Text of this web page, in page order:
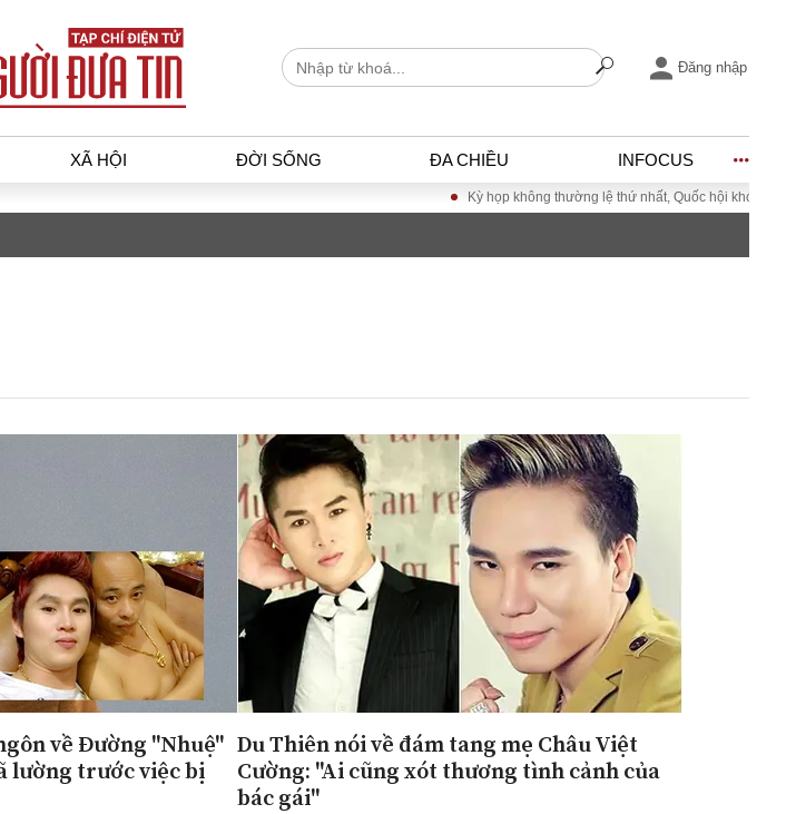
Đăng nhập
XÃ HỘI ĐỜI SỐNG ĐA CHIỀU INFOCUS
thị trường
và dư luận
nghệ
Giao thông – Đô thị
Đăng ký tin tức mới
Kỳ họp không thường lệ thứ nhất, Quốc hội khóa XVI
về Đường "Nhuệ"
lường trước việc bị
Du Thiên nói về đám tang mẹ Châu Việt
Cường: "Ai cũng xót thương tình cảnh của
bác gái"